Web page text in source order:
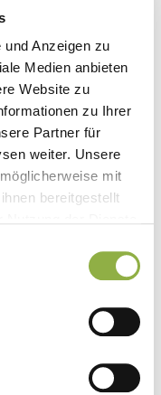
Anzeigen zu
Medien anbieten
Website zu
zu Ihrer
Partner für
weiter. Unsere
mit
bereitgestellt
oder
Privatvermögen.
Rücklagen –